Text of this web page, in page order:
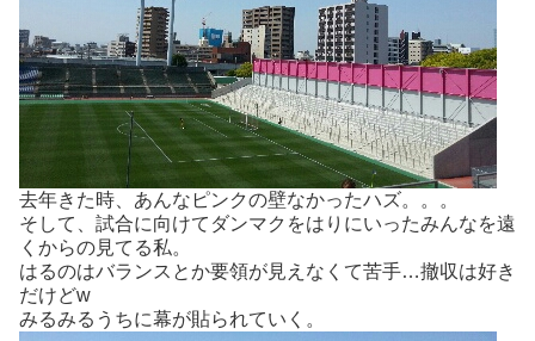
去年きた時、あんなピンクの壁なかったハズ。。。
そして、試合に向けてダンマクをはりにいったみんなを遠
くからの見てる私。
はるのはバランスとか要領が見えなくて苦手…撤収は好き
だけどw
みるみるうちに幕が貼られていく。